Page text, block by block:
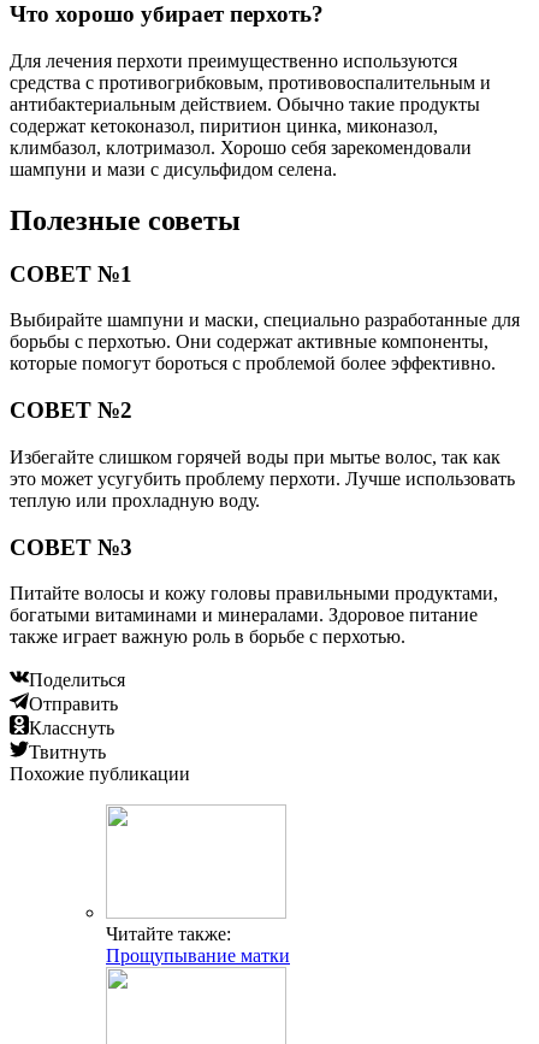
Что хорошо убирает перхоть?
Для лечения перхоти преимущественно используются
средства с противогрибковым, противовоспалительным и
антибактериальным действием. Обычно такие продукты
содержат кетоконазол, пиритион цинка, миконазол,
климбазол, клотримазол. Хорошо себя зарекомендовали
шампуни и мази с дисульфидом селена.
Полезные советы
СОВЕТ №1
Выбирайте шампуни и маски, специально разработанные для
борьбы с перхотью. Они содержат активные компоненты,
которые помогут бороться с проблемой более эффективно.
СОВЕТ №2
Избегайте слишком горячей воды при мытье волос, так как
это может усугубить проблему перхоти. Лучше использовать
теплую или прохладную воду.
СОВЕТ №3
Питайте волосы и кожу головы правильными продуктами,
богатыми витаминами и минералами. Здоровое питание
также играет важную роль в борьбе с перхотью.
Поделиться
Отправить
Класснуть
Твитнуть
Похожие публикации
Читайте также:
Прощупывание матки